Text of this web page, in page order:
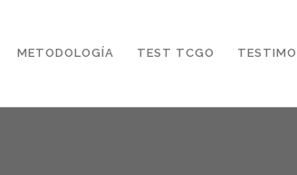
METODOLOGÍA TEST TCGO